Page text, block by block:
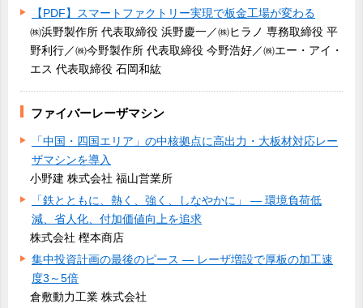
【PDF】スマートファクトリー実現で板金工場が変わる
㈱浜野製作所 代表取締役 浜野慶一／㈱ヒラノ 専務取締役 平
野利行／㈱今野製作所 代表取締役 今野浩好／㈱エー・アイ・
エス 代表取締役 石岡和紘
ファイバーレーザマシン
「中国・四国エリア」の中核拠点に高出力・大板材対応レー
ザマシンを導入
小野建 株式会社 福山営業所
「鉄とともに、熱く、強く、しなやかに」 ― 環境負荷低
減、省人化、付加価値向上を追求
株式会社 樫本商店
集中投資計画の最後のピース ― レーザ増設で厚板の加工速
度3～5倍
倉敷動力工業 株式会社